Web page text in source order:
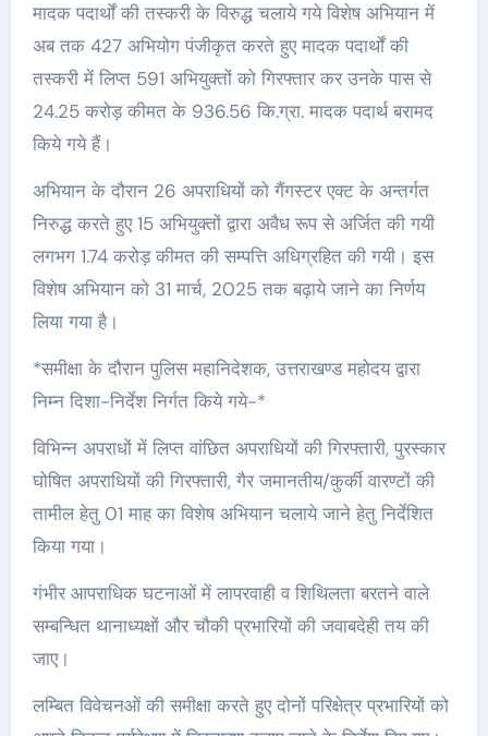
मादक पदार्थों की तस्करी के विरुद्ध चलाये गये विशेष अभियान में
अब तक 427 अभियोग पंजीकृत करते हुए मादक पदार्थों की
तस्करी में लिप्त 591 अभियुक्तों को गिरफ्तार कर उनके पास से
24.25 करोड़ कीमत के 936.56 कि.ग्रा. मादक पदार्थ बरामद
किये गये हैं।
अभियान के दौरान 26 अपराधियों को गैंगस्टर एक्ट के अन्तर्गत
निरुद्ध करते हुए 15 अभियुक्तों द्वारा अवैध रूप से अर्जित की गयी
लगभग 1.74 करोड़ कीमत की सम्पत्ति अधिग्रहित की गयी। इस
विशेष अभियान को 31 मार्च, 2025 तक बढ़ाये जाने का निर्णय
लिया गया है।
*समीक्षा के दौरान पुलिस महानिदेशक, उत्तराखण्ड महोदय द्वारा
निम्न दिशा-निर्देश निर्गत किये गये-*
विभिन्न अपराधों में लिप्त वांछित अपराधियों की गिरफ्तारी, पुरस्कार
घोषित अपराधियों की गिरफ्तारी, गैर जमानतीय/कुर्की वारण्टों की
तामील हेतु 01 माह का विशेष अभियान चलाये जाने हेतु निर्देशित
किया गया।
गंभीर आपराधिक घटनाओं में लापरवाही व शिथिलता बरतने वाले
सम्बन्धित थानाध्यक्षों और चौकी प्रभारियों की जवाबदेही तय की
जाए।
लम्बित विवेचनओं की समीक्षा करते हुए दोनों परिक्षेत्र प्रभारियों को